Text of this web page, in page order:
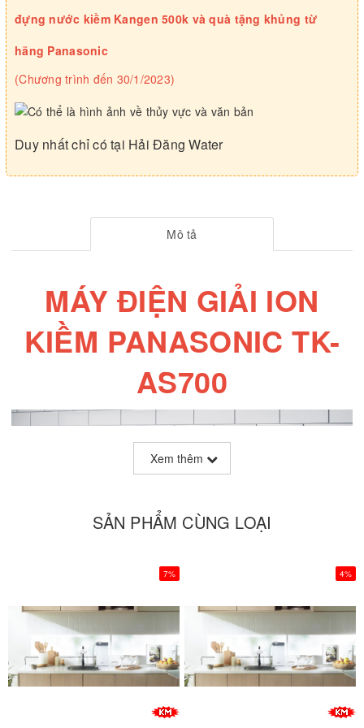
đựng nước kiềm Kangen 500k và quà tặng khủng từ
hãng Panasonic
(Chương trình đến 30/1/2023)
Duy nhất chỉ có tại Hải Đăng Water
Mô tả
MÁY ĐIỆN GIẢI ION
KIỀM PANASONIC TK-
AS700
phẩm mới nhất của Panasonic ra mắt vào tháng 10/2022.
Với thiết kế mới, kế thừa những ưu điểm vượt trội của các
sản phẩm máy ion kiềm Panasonic trước đó kết hợp với
công nghệ tăng cường Hydro cùng nhiều cải tiến đột phá
mang đến sự tiện lợi, ổn định cũng như chất lượng nước
Xem thêm
SẢN PHẨM CÙNG LOẠI
7% 4%